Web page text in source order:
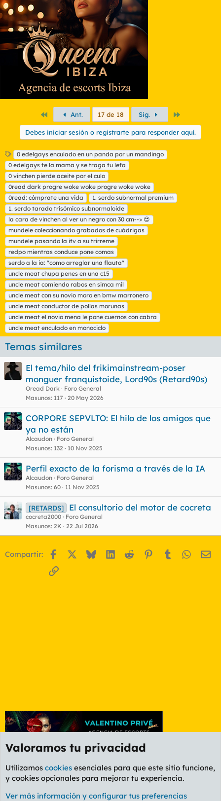
o
n
s
PrimeroAnt. 17 de 18 Sig.
Debes iniciar sesión o registrarte para responder aquí.
E
t
i
q
u
e
t
a
s
0 edelgays enculado en un panda por un mandingo
0 edelgays te la mama y se traga tu lefa
0 vinchen pierde aceite por el culo
0read dark progre woke woke progre woke woke
0read: cómprate una vida
1. serdo subnormal premium
1. serdo tarado trisómico subnormaloide
la cara de vinchen al ver un negro con 30 cm--> 😍
mundele coleccionando grabados de cuádrigas
mundele pasando la itv a su trirreme
redpo mientras conduce pone comas
serdo a la ia: "como arreglar una flauta"
uncle meat chupa penes en una c15
uncle meat comiendo rabos en simca mil
uncle meat con su novio moro en bmw marronero
uncle meat conductor de pollas morunas
uncle meat el novio mena le pone cuernos con cabra
uncle meat enculado en monociclo
Temas similares
El tema/hilo del frikimainstream-poser
monguer franquistoide, Lord90s (Retard90s)
Oread Dark
Foro General
Masunos 117 20 May 2026
CORPORE SEPVLTO: El hilo de los amigos que
ya no están
Alcaudon
Foro General
Masunos 132 10 Nov 2025
Perfil exacto de la forisma a través de la IA
Alcaudon
Foro General
Masunos 60 11 Nov 2025
[RETARDS] El consultorio del motor de cocreta
cocreta2000
Foro General
Masunos 2K 22 Jul 2026
Compartir: Facebook BlueskyLinkedIn
Reddit Pinterest
Tumblr
Enlace
Foro General
Valoramos tu privacidad
Utilizamos cookies esenciales para que este sitio funcione,
y cookies opcionales para mejorar tu experiencia.
Ver más información y configurar tus preferencias